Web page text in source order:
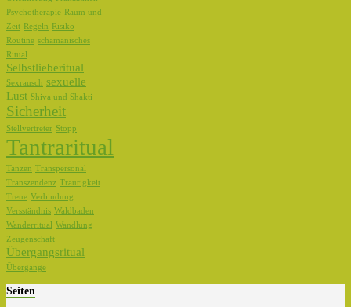
Psychotherapie Raum und
Zeit Regeln
Risiko
Routine schamanisches
Ritual
Selbstlieberitual
Sexrausch sexuelle
Lust Shiva und Shakti
Sicherheit
Stellvertreter Stopp
Tantraritual
Tanzen Transpersonal
Transzendenz Traurigkeit
Treue Verbindung
Versständnis Waldbaden
Wanderritual Wandlung
Zeugenschaft
Übergangsritual
Übergänge
Seiten